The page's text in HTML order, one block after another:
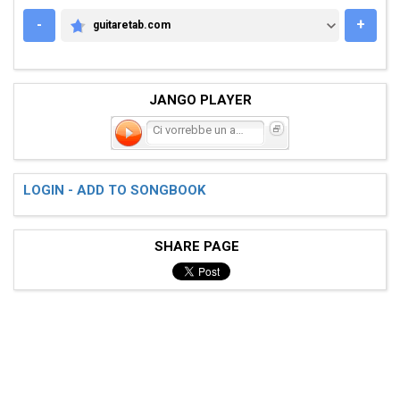
-
GUITARETAB.COM
guitaretab.com +
JANGO PLAYER
LOGIN - ADD TO SONGBOOK
SHARE PAGE